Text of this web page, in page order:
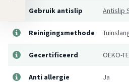
Gebruik antislip Antislip
Reinigingsmethode
Gecertificeerd OEKO-
Anti allergie Ja